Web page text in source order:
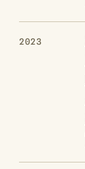
2023